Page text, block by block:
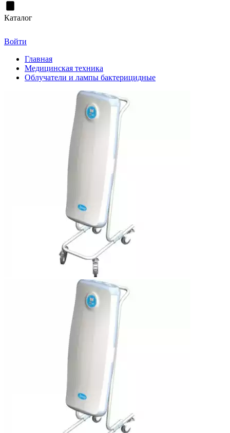
Каталог
Войти
Главная
Медицинская техника
Облучатели и лампы бактерицидные